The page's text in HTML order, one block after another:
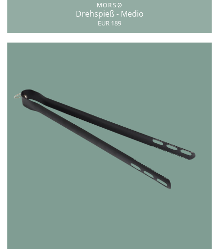
MORSØ
Drehspieß - Medio
EUR 189